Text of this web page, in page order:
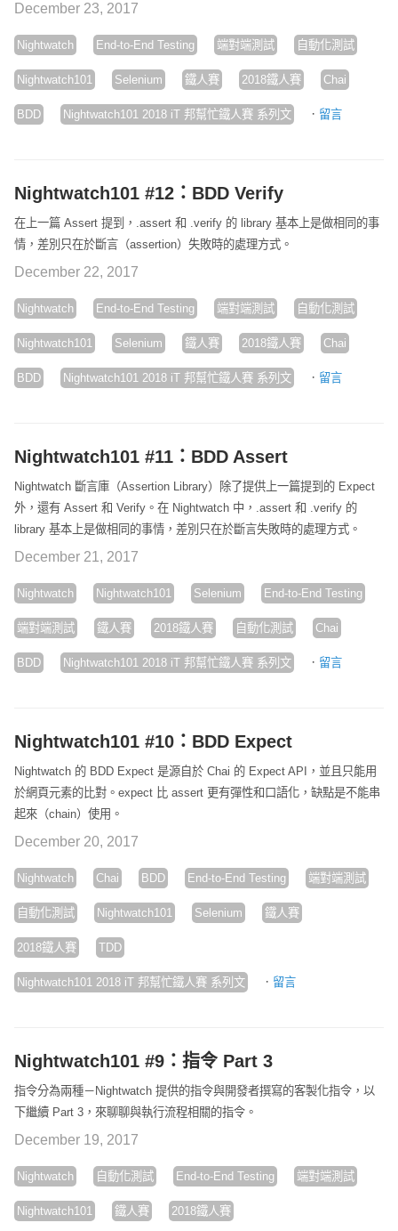
December 23, 2017
Nightwatch End-to-End Testing 端對端測試 自動化測試
Nightwatch101 Selenium 鐵人賽 2018鐵人賽 Chai
BDD Nightwatch101 2018 iT 邦幫忙鐵人賽 系列文 · 留言
Nightwatch101 #12：BDD Verify
在上一篇 Assert 提到，.assert 和 .verify 的 library 基本上是做相同的事
情，差別只在於斷言（assertion）失敗時的處理方式。
December 22, 2017
Nightwatch End-to-End Testing 端對端測試 自動化測試
Nightwatch101 Selenium 鐵人賽 2018鐵人賽 Chai
BDD Nightwatch101 2018 iT 邦幫忙鐵人賽 系列文 · 留言
Nightwatch101 #11：BDD Assert
Nightwatch 斷言庫（Assertion Library）除了提供上一篇提到的 Expect
外，還有 Assert 和 Verify。在 Nightwatch 中，.assert 和 .verify 的
library 基本上是做相同的事情，差別只在於斷言失敗時的處理方式。
December 21, 2017
Nightwatch Nightwatch101 Selenium End-to-End Testing
端對端測試 鐵人賽 2018鐵人賽 自動化測試 Chai
BDD Nightwatch101 2018 iT 邦幫忙鐵人賽 系列文 · 留言
Nightwatch101 #10：BDD Expect
Nightwatch 的 BDD Expect 是源自於 Chai 的 Expect API，並且只能用
於網頁元素的比對。expect 比 assert 更有彈性和口語化，缺點是不能串
起來（chain）使用。
December 20, 2017
Nightwatch Chai BDD End-to-End Testing 端對端測試
自動化測試 Nightwatch101 Selenium 鐵人賽
2018鐵人賽 TDD
Nightwatch101 2018 iT 邦幫忙鐵人賽 系列文 · 留言
Nightwatch101 #9：指令 Part 3
指令分為兩種－Nightwatch 提供的指令與開發者撰寫的客製化指令，以
下繼續 Part 3，來聊聊與執行流程相關的指令。
December 19, 2017
Nightwatch 自動化測試 End-to-End Testing 端對端測試
Nightwatch101 鐵人賽 2018鐵人賽